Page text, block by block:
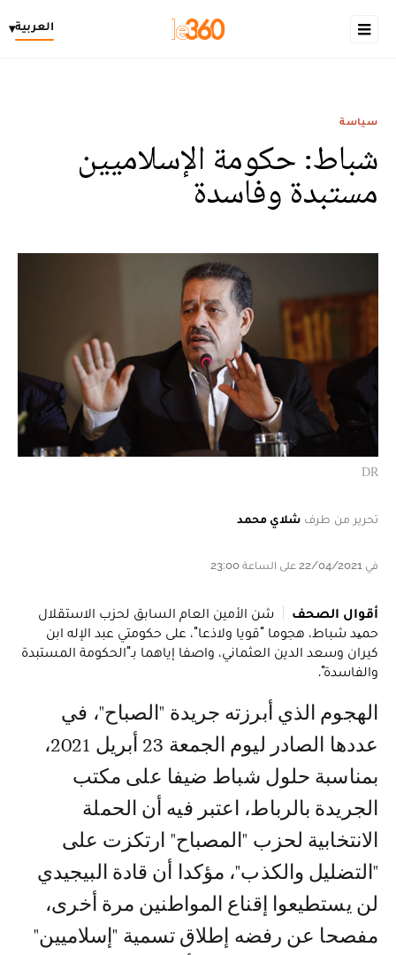
العربية▾
سياسة
شباط: حكومة الإسلاميين
مستبدة وفاسدة
DR
تحرير من طرف شلاي محمد
في 22/04/2021 على الساعة 23:00
أقوال الصحف
شن الأمين العام السابق لحزب الاستقلال
حمید شباط، هجوما "قويا ولاذعا"، على حكومتي عبد الإله ابن
كيران وسعد الدين العثماني، واصفا إياهما بـ"الحكومة المستبدة
والفاسدة".
عددها الصادر ليوم الجمعة 23 أبريل 2021،
بمناسبة حلول شباط ضيفا على مكتب
الجريدة بالرباط، اعتبر فيه أن الحملة
الانتخابية لحزب "المصباح" ارتكزت على
"التضليل والكذب"، مؤكدا أن قادة البيجيدي
لن يستطيعوا إقناع المواطنين مرة أخرى،
مفصحا عن رفضه إطلاق تسمية "إسلاميين"